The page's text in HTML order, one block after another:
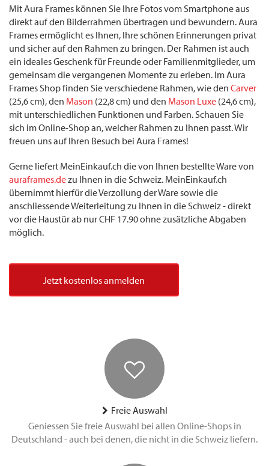
Mit Aura Frames können Sie Ihre Fotos vom Smartphone aus
direkt auf den Bilderrahmen übertragen und bewundern. Aura
Frames ermöglicht es Ihnen, Ihre schönen Erinnerungen privat
und sicher auf den Rahmen zu bringen. Der Rahmen ist auch
ein ideales Geschenk für Freunde oder Familienmitglieder, um
gemeinsam die vergangenen Momente zu erleben. Im Aura
Frames Shop finden Sie verschiedene Rahmen, wie den Carver
(25,6 cm), den Mason (22,8 cm) und den Mason Luxe (24,6 cm),
mit unterschiedlichen Funktionen und Farben. Schauen Sie
sich im Online-Shop an, welcher Rahmen zu Ihnen passt. Wir
freuen uns auf Ihren Besuch bei Aura Frames!
Gerne liefert MeinEinkauf.ch die von Ihnen bestellte Ware von
auraframes.dezu Ihnen in die Schweiz. MeinEinkauf.ch
übernimmt hierfür die Verzollung der Ware sowie die
anschliessende Weiterleitung zu Ihnen in die Schweiz - direkt
vor die Haustür ab nur CHF 17.90 ohne zusätzliche Abgaben
möglich.
Jetzt kostenlos anmelden
Freie Auswahl
Geniessen Sie freie Auswahl bei allen Online-Shops in
Deutschland - auch bei denen, die nicht in die Schweiz liefern.